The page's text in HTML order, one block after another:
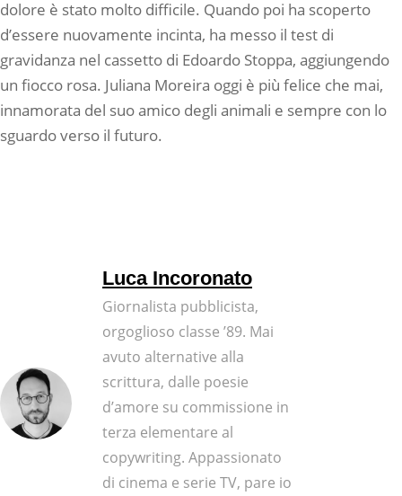
dolore è stato molto difficile. Quando poi ha scoperto
d’essere nuovamente incinta, ha messo il test di
gravidanza nel cassetto di Edoardo Stoppa, aggiungendo
un fiocco rosa. Juliana Moreira oggi è più felice che mai,
innamorata del suo amico degli animali e sempre con lo
sguardo verso il futuro.
Luca Incoronato
Giornalista pubblicista,
orgoglioso classe ’89. Mai
avuto alternative alla
scrittura, dalle poesie
d’amore su commissione in
terza elementare al
copywriting. Appassionato
di cinema e serie TV, pare io